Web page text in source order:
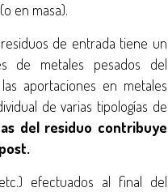
en masa).
de entrada tiene un
de metales pesados del
aportaciones en metales
de varias tipologías de
del residuo contribuye
efectuados al final del